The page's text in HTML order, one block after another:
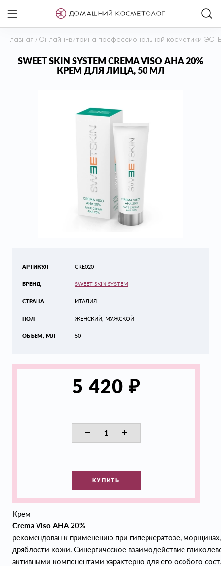
Главная / Онлайн-витрина профессиональной косметики
SWEET SKIN SYSTEM CREMA VISO АНА 20%
КРЕМ ДЛЯ ЛИЦА, 50 МЛ
АРТИКУЛ
БРЕНД
СТРАНА
ПОЛ
ОБЪЕМ, МЛ
CRE020
SWEET SKIN SYSTEM
ИТАЛИЯ
ЖЕНСКИЙ, МУЖСКОЙ
50
5 420 ₽
КУПИТЬ
Крем
Crema Viso АНА 20%
рекомендован к применению при гиперкератозе,
дряблости кожи. Синергическое взаимодействие
активными компонентами характерно для его особого